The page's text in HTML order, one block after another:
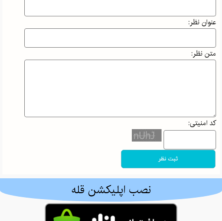
بی‌احتیاطی
می‌تواند جان
خطر بیندازد!
قله‌های جهان را
فتح کرد |
ایمان
کامل، مسیر
صعود، طبیعت و
عنوان نظر:
متن نظر:
کد امنیتی:
نصب اپلیکشن قله